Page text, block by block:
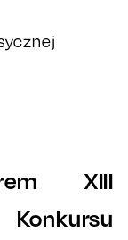
XIII